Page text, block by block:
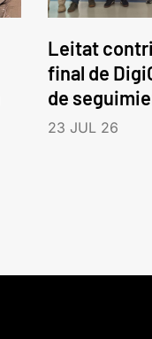
Leitat
final de
de
23 JUL 26